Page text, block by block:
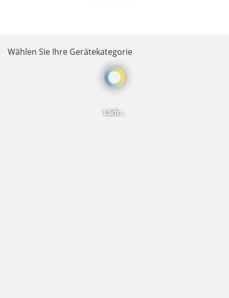
Wählen Sie Ihre Gerätekategorie
Wird geladen...